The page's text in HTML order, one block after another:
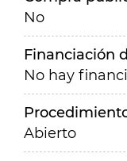
No
Financiación
No hay
Abierto